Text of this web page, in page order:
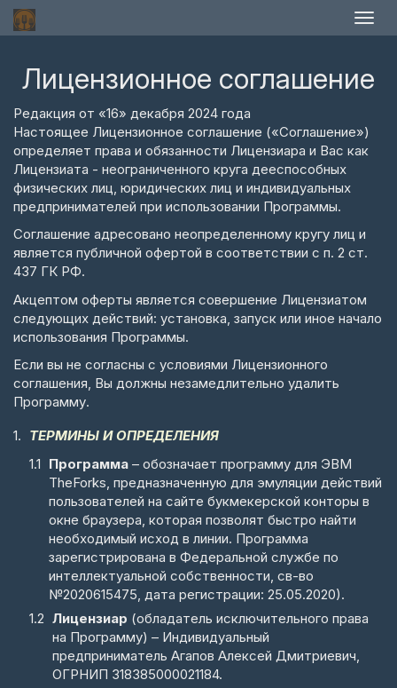
Лицензионное соглашение
Редакция от «16» декабря 2024 года
Настоящее Лицензионное соглашение («Соглашение»)
определяет права и обязанности Лицензиара и Вас как
Лицензиата - неограниченного круга дееспособных
физических лиц, юридических лиц и индивидуальных
предпринимателей при использовании Программы.
Соглашение адресовано неопределенному кругу лиц и
является публичной офертой в соответствии с п. 2 ст.
437 ГК РФ.
Акцептом оферты является совершение Лицензиатом
следующих действий: установка, запуск или иное начало
использования Программы.
Если вы не согласны с условиями Лицензионного
соглашения, Вы должны незамедлительно удалить
Программу.
ТЕРМИНЫ И ОПРЕДЕЛЕНИЯ
Программа – обозначает программу для ЭВМ
TheForks, предназначенную для эмуляции действий
пользователей на сайте букмекерской конторы в
окне браузера, которая позволят быстро найти
необходимый исход в линии. Программа
зарегистрирована в Федеральной службе по
интеллектуальной собственности, св-во
№2020615475, дата регистрации: 25.05.2020).
Лицензиар (обладатель исключительного права
на Программу) – Индивидуальный
предприниматель Агапов Алексей Дмитриевич,
ОГРНИП 318385000021184.